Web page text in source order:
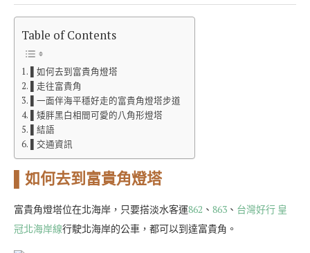
Table of Contents
▌如何去到富貴角燈塔
▌走往富貴角
▌一面伴海平穩好走的富貴角燈塔步道
▌矮胖黑白相間可愛的八角形燈塔
▌結語
▌交通資訊
▌如何去到富貴角燈塔
富貴角燈塔位在北海岸，只要搭淡水客運862 、 863 、 台灣好行 皇
冠北海岸線行駛北海岸的公車，都可以到達富貴角。